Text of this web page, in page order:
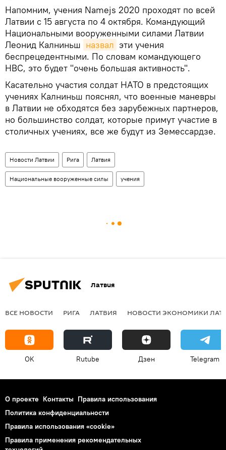
Напомним, учения Namejs 2020 проходят по всей
Латвии с 15 августа по 4 октября. Командующий
Национальными вооруженными силами Латвии
Леонид Калниньш назвал эти учения
беспрецедентными. По словам командующего
НВС, это будет "очень большая активность".
Касательно участия солдат НАТО в предстоящих
учениях Калниньш пояснял, что военные маневры
в Латвии не обходятся без зарубежных партнеров,
но большинство солдат, которые примут участие в
столичных учениях, все же будут из Земессардзе.
Новости Латвии Рига Латвия
Национальные вооруженные силы учения
Латвия
ВСЕ НОВОСТИ РИГА ЛАТВИЯ НОВОСТИ ЭКОНОМИКИ
OK Rutube Дзен Telegram
О проекте Контакты Правила использования
Политика конфиденциальности
Правила использования «cookie»
Правила применения рекомендательных